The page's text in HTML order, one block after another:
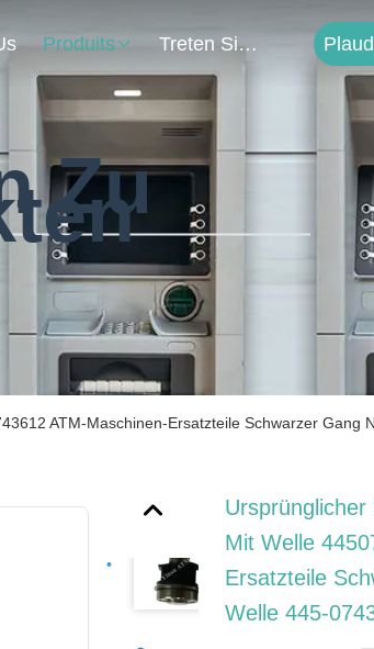
Produits Treten Sie Mit Uns In Verbindung
Zu
ATM-Maschinen-Ersatzteile Schwarzer Gang
Mit Welle
Ersatzteile
Welle 445-